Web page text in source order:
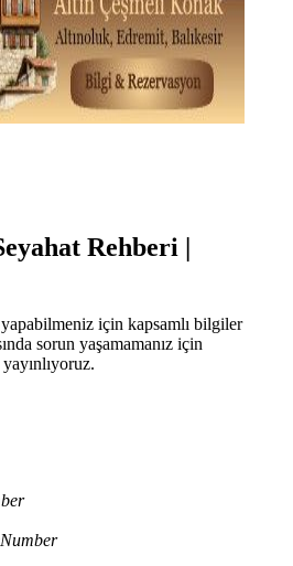
Rehberi |
için kapsamlı bilgiler
sorun yaşamamanız için